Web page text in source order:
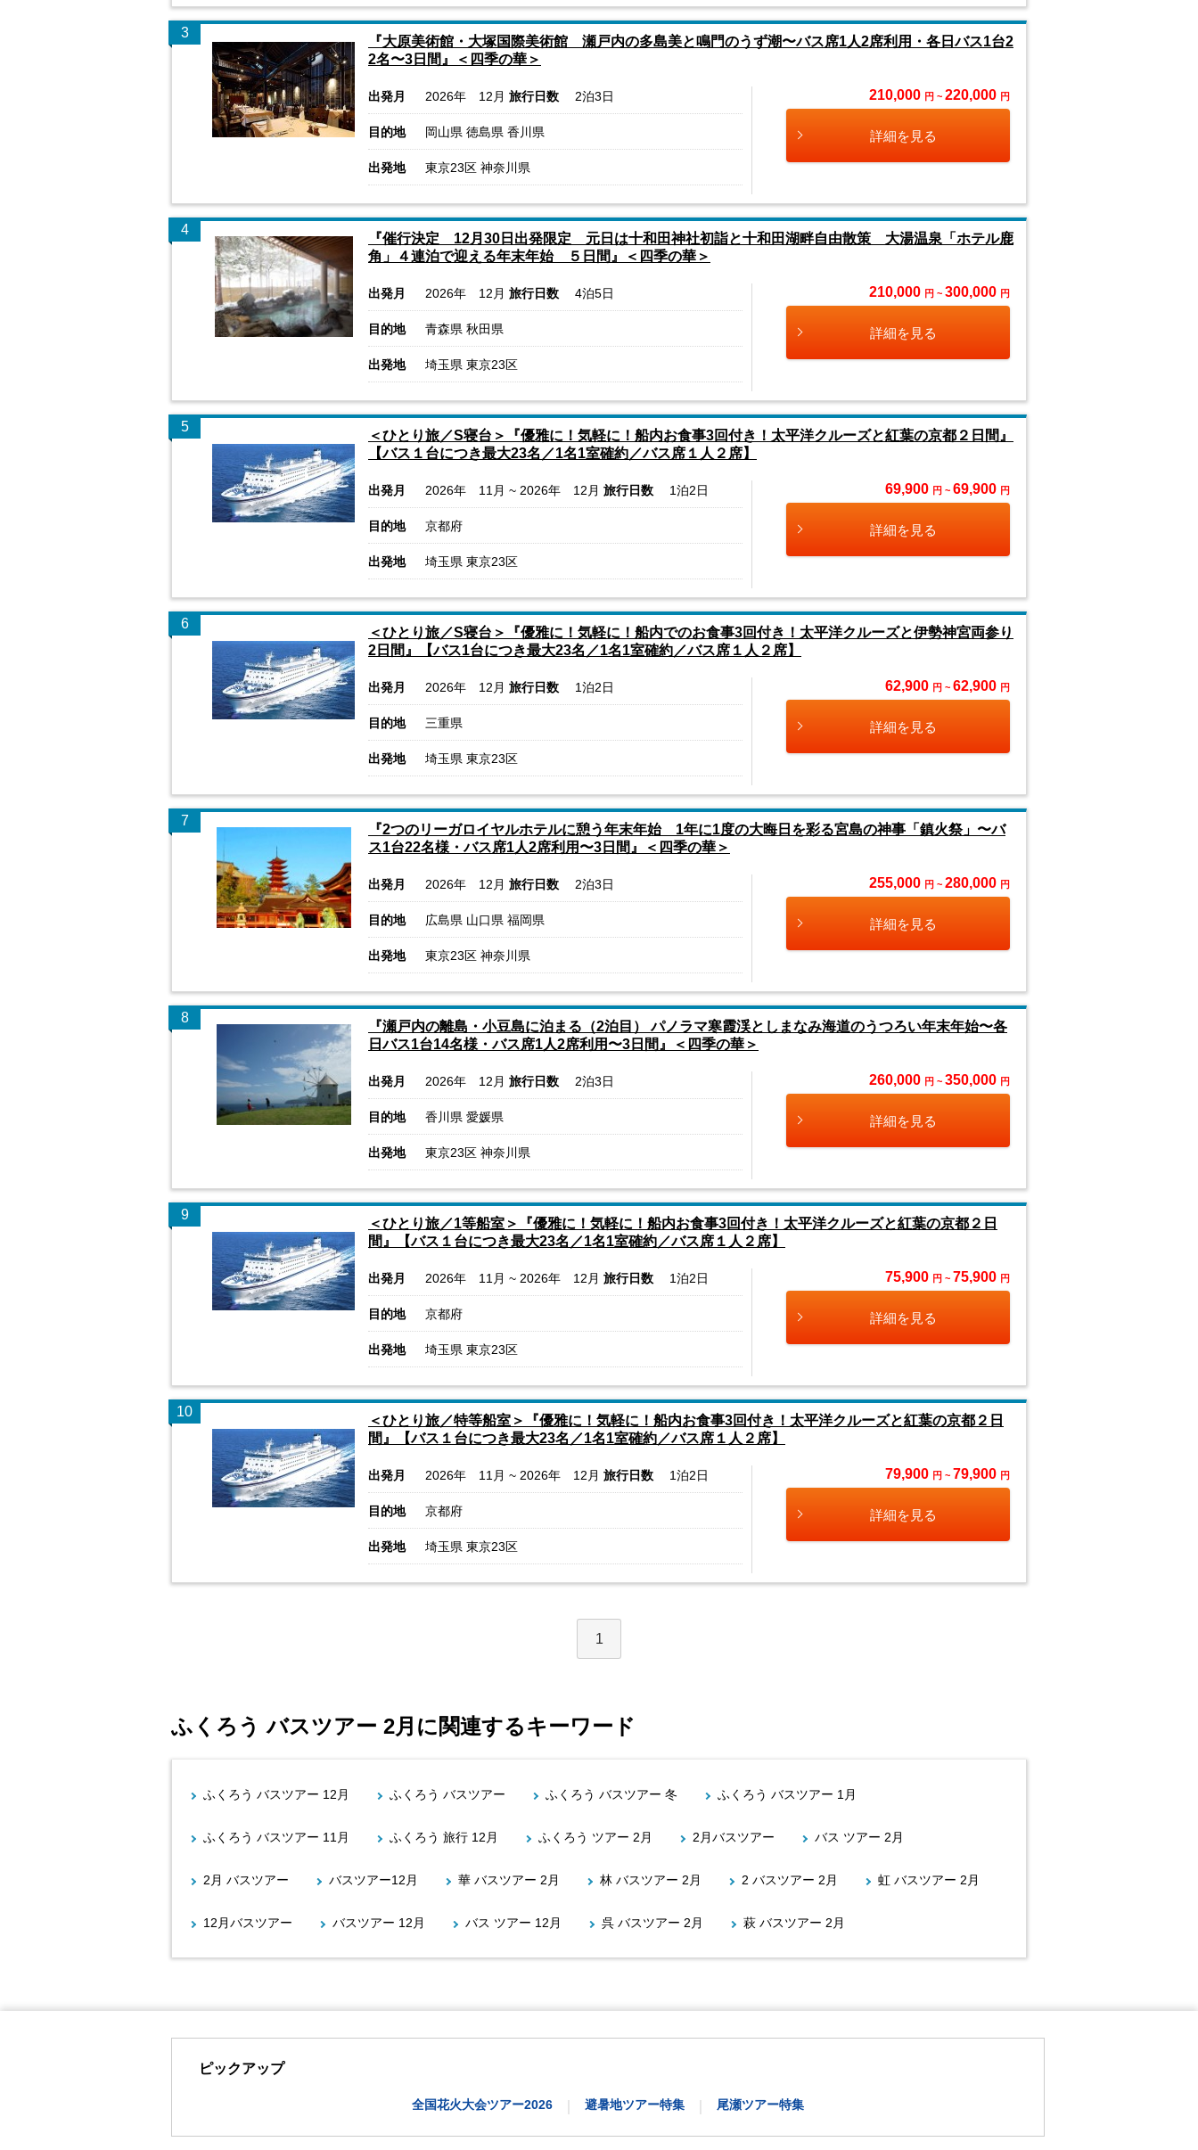
3
『大原美術館・大塚国際美術館 瀬戸内の多島美と鳴門のうず潮〜バス席1人2席利用・各日バス1台2
2名〜3日間』＜四季の華＞
出発月 2026年 12月 旅行日数 2泊3日
目的地 岡山県 徳島県 香川県
出発地 東京23区 神奈川県
210,000 円 ~ 220,000 円
詳細を見る
4
『催行決定 12月30日出発限定 元日は十和田神社初詣と十和田湖畔自由散策 大湯温泉「ホテル鹿
角」４連泊で迎える年末年始 ５日間』＜四季の華＞
出発月 2026年 12月 旅行日数 4泊5日
目的地 青森県 秋田県
出発地 埼玉県 東京23区
210,000 円 ~ 300,000 円
詳細を見る
5
＜ひとり旅／S寝台＞『優雅に！気軽に！船内お食事3回付き！太平洋クルーズと紅葉の京都２日間』
【バス１台につき最大23名／1名1室確約／バス席１人２席】
出発月 2026年 11月 ~ 2026年 12月 旅行日数 1泊2日
目的地 京都府
出発地 埼玉県 東京23区
69,900 円 ~ 69,900 円
詳細を見る
6
＜ひとり旅／S寝台＞『優雅に！気軽に！船内でのお食事3回付き！太平洋クルーズと伊勢神宮両参り
2日間』【バス1台につき最大23名／1名1室確約／バス席１人２席】
出発月 2026年 12月 旅行日数 1泊2日
目的地 三重県
出発地 埼玉県 東京23区
62,900 円 ~ 62,900 円
詳細を見る
7
『2つのリーガロイヤルホテルに憩う年末年始 1年に1度の大晦日を彩る宮島の神事「鎮火祭」〜バ
ス1台22名様・バス席1人2席利用〜3日間』＜四季の華＞
出発月 2026年 12月 旅行日数 2泊3日
目的地 広島県 山口県 福岡県
出発地 東京23区 神奈川県
255,000 円 ~ 280,000 円
詳細を見る
8
『瀬戸内の離島・小豆島に泊まる（2泊目） パノラマ寒霞渓としまなみ海道のうつろい年末年始〜各
日バス1台14名様・バス席1人2席利用〜3日間』＜四季の華＞
出発月 2026年 12月 旅行日数 2泊3日
目的地 香川県 愛媛県
出発地 東京23区 神奈川県
260,000 円 ~ 350,000 円
詳細を見る
9
＜ひとり旅／1等船室＞『優雅に！気軽に！船内お食事3回付き！太平洋クルーズと紅葉の京都２日
間』【バス１台につき最大23名／1名1室確約／バス席１人２席】
出発月 2026年 11月 ~ 2026年 12月 旅行日数 1泊2日
目的地 京都府
出発地 埼玉県 東京23区
75,900 円 ~ 75,900 円
詳細を見る
10
＜ひとり旅／特等船室＞『優雅に！気軽に！船内お食事3回付き！太平洋クルーズと紅葉の京都２日
間』【バス１台につき最大23名／1名1室確約／バス席１人２席】
出発月 2026年 11月 ~ 2026年 12月 旅行日数 1泊2日
目的地 京都府
出発地 埼玉県 東京23区
79,900 円 ~ 79,900 円
詳細を見る
1
ふくろう バスツアー 2月に関連するキーワード
ふくろう バスツアー 12月 ふくろう バスツアー ふくろう バスツアー 冬 ふくろう バスツアー 1月
ふくろう バスツアー 11月 ふくろう 旅行 12月 ふくろう ツアー 2月 2月バスツアー バス ツアー 2月
2月 バスツアー バスツアー12月 華 バスツアー 2月 林 バスツアー 2月 2 バスツアー 2月 虹 バスツアー 2月
12月バスツアー バスツアー 12月 バス ツアー 12月 呉 バスツアー 2月 萩 バスツアー 2月
ピックアップ
全国花火大会ツアー2026 避暑地ツアー特集 尾瀬ツアー特集